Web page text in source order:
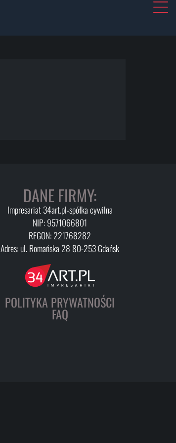
DANE FIRMY:
Impresariat 34art.pl-spółka cywilna
NIP: 9571066801
REGON: 221768282
Adres: ul. Romańska 28 80-253 Gdańsk
POLITYKA PRYWATNOŚCI
FAQ